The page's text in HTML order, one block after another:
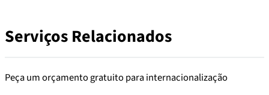
Serviços Relacionados
Peça um orçamento gratuito para internacionalização